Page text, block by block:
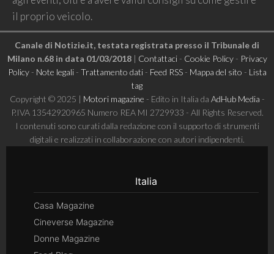
il proprio veicolo.
Canale di Notizie.it, testata registrata presso il Tribunale di
Milano n.68 in data 01/03/2018| Contattaci- Cookie Policy- Privacy
Policy- Note legali- Trattamento dati- Feed RSS- Mappa del sito - Lista
tag
Copyright © 2025 | Motori magazine - Edito in Italia da AdHub Media -
P.IVA 13542920965 Numero REA MI 2729933 - All Rights Reserved.
I contenuti sono curati dalla redazione con il supporto di strumenti
digitali e realizzati in collaborazione con autori indipendenti.
Italia
Casa Magazine
Cineverse Magazine
Donne Magazine